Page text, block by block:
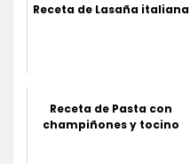
Receta de Lasaña italiana
Receta de Pasta con
champiñones y tocino